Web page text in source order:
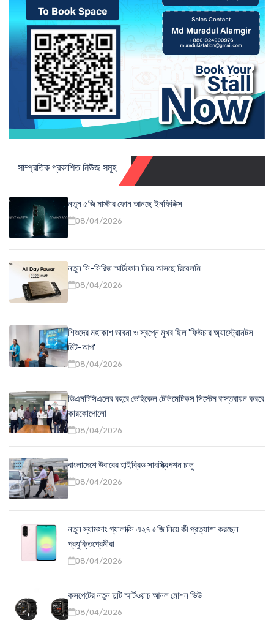
সাম্প্রতিক প্রকাশিত নিউজ সমূহ
নতুন ৫জি মাস্টার ফোন আনছে ইনফিনিক্স
08/04/2026
নতুন সি-সিরিজ স্মার্টফোন নিয়ে আসছে রিয়েলমি
08/04/2026
শিশুদের মহাকাশ ভাবনা ও স্বপ্নে মুখর ছিল 'ফিউচার অ্যাস্ট্রোনটস
মিট-আপ'
08/04/2026
ডিএমটিসিএলের বহরে ভেহিকেল টেলিমেটিকস সিস্টেম বাস্তবায়ন করবে
কারকোপোলো
08/04/2026
বাংলাদেশে উবারের হাইব্রিড সাবস্ক্রিপশন চালু
08/04/2026
নতুন স্যামসাং গ্যালাক্সি এ২৭ ৫জি নিয়ে কী প্রত্যাশা করছেন
প্রযুক্তিপ্রেমীরা
08/04/2026
কসপেটের নতুন দুটি স্মার্টওয়াচ আনল মোশন ভিউ
08/04/2026